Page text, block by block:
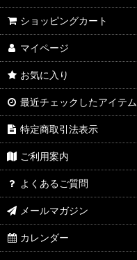
ショッピングカート
マイページ
お気に入り
最近チェックしたアイテム
特定商取引法表示
ご利用案内
よくあるご質問
メールマガジン
カレンダー